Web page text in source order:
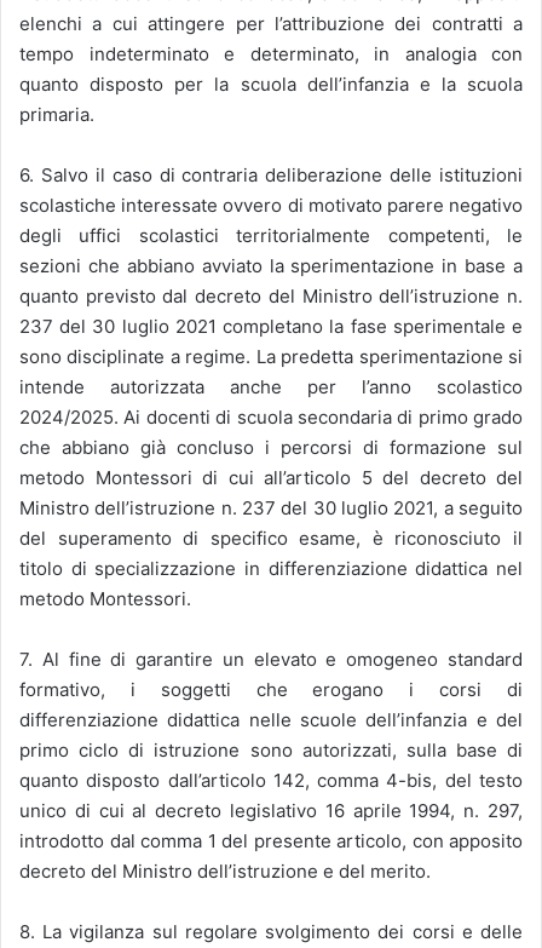
elenchi a cui attingere per l’attribuzione dei contratti a
tempo indeterminato e determinato, in analogia con
quanto disposto per la scuola dell’infanzia e la scuola
primaria.
6. Salvo il caso di contraria deliberazione delle istituzioni
scolastiche interessate ovvero di motivato parere negativo
degli uffici scolastici territorialmente competenti, le
sezioni che abbiano avviato la sperimentazione in base a
quanto previsto dal decreto del Ministro dell’istruzione n.
237 del 30 luglio 2021 completano la fase sperimentale e
sono disciplinate a regime. La predetta sperimentazione si
intende autorizzata anche per l’anno scolastico
2024/2025. Ai docenti di scuola secondaria di primo grado
che abbiano già concluso i percorsi di formazione sul
metodo Montessori di cui all’articolo 5 del decreto del
Ministro dell’istruzione n. 237 del 30 luglio 2021, a seguito
del superamento di specifico esame, è riconosciuto il
titolo di specializzazione in differenziazione didattica nel
metodo Montessori.
7. Al fine di garantire un elevato e omogeneo standard
formativo, i soggetti che erogano i corsi di
differenziazione didattica nelle scuole dell’infanzia e del
primo ciclo di istruzione sono autorizzati, sulla base di
quanto disposto dall’articolo 142, comma 4-bis, del testo
unico di cui al decreto legislativo 16 aprile 1994, n. 297,
introdotto dal comma 1 del presente articolo, con apposito
decreto del Ministro dell’istruzione e del merito.
8. La vigilanza sul regolare svolgimento dei corsi e delle